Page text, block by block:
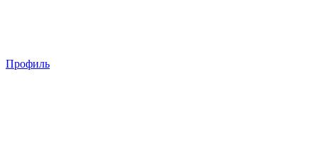
Профиль